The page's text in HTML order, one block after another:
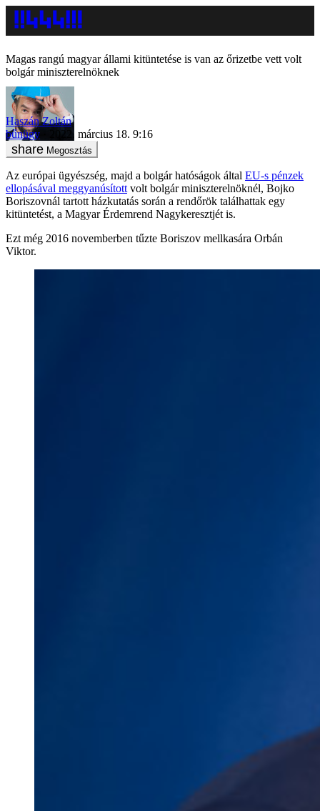
Magas rangú magyar állami kitüntetése is van az őrizetbe vett volt
bolgár miniszterelnöknek
Haszán Zoltán
bűnügy
2022. március 18. 9:16
Megosztás
Az európai ügyészség, majd a bolgár hatóságok által EU-s pénzek
ellopásával meggyanúsított volt bolgár miniszterelnöknél, Bojko
Boriszovnál tartott házkutatás során a rendőrök találhattak egy
kitüntetést, a Magyar Érdemrend Nagykeresztjét is.
Ezt még 2016 novemberben tűzte Boriszov mellkasára Orbán
Viktor.